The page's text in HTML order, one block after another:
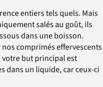
entiers tels quels. Mais
salés au goût, ils
dans une boisson.
comprimés effervescents
votre but principal est
dans un liquide, car ceux-ci